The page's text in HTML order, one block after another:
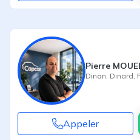
Pierre
Dinan Dinard
Appeler